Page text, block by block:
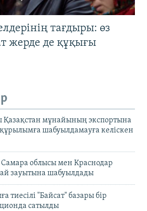
тағдыры: өз
жерде де құқығы
Қазақстан мұнайының экспортына
шабуылдамауға келіскен
облысы мен Краснодар
зауытына шабуылдады
тиесілі "Байсат" базары бір
сатылды